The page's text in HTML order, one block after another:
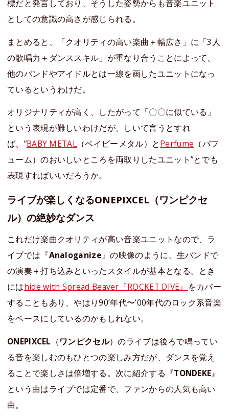
標だと発言しており、そうした姿勢からも音楽ユニット
としての意識の高さが感じられる。
まとめると、「クオリティの高い楽曲＋幅広さ」に「3人
の歌唱力＋ダンススキル」が重なり合うことによって、
他のバンドやアイドルとは一線を画したユニットになっ
ているというわけだ。
オリジナリティが高く、したがって「〇〇に似ている」
という表現が難しいわけだが、しいて言うとすれ
ば、”BABY METAL （ベイビーメタル）とPerfume （パフ
ューム）のおいしいところを両取りしたユニット”とでも
表現すればいいだろうか。
ライブが楽しくなるONEPIXCEL（ワンピクセ
ル）の絶妙なダンス
これだけ楽曲クオリティが高い音楽ユニットなので、ラ
イブでは『Analoganize』の映像のように、生バンドで
の演奏＋打ち込みといったスタイルが基本となる。とき
にはhide with Spread Beaver『ROCKET DIVE』 をカバー
することもあり、やはり90’年代〜’00年代のロック系音楽
をベースにしているのかもしれない。
ONEPIXCEL （ワンピクセル）のライブは後ろで鳴ってい
る音を楽しむのもひとつの楽しみ方だが、ダンスを覚え
ることで楽しさは倍増する。次に紹介する『TONDEKE』
という曲はライブでは定番で、ファンからの人気も高い
曲。